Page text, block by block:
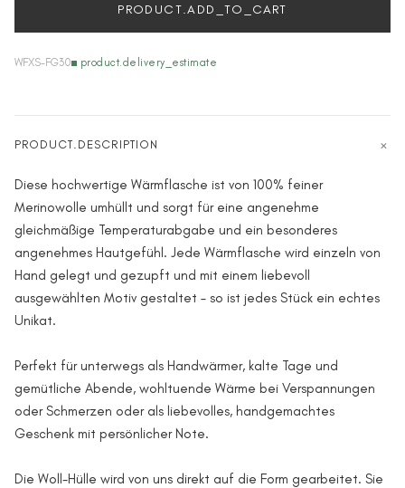
PRODUCT.ADD_TO_CART
WFXS-FG30 product.delivery_estimate
PRODUCT.DESCRIPTION
Diese hochwertige Wärmflasche ist von 100% feiner
Merinowolle umhüllt und sorgt für eine angenehme
gleichmäßige Temperaturabgabe und ein besonderes
angenehmes Hautgefühl. Jede Wärmflasche wird einzeln von
Hand gelegt und gezupft und mit einem liebevoll
ausgewählten Motiv gestaltet – so ist jedes Stück ein echtes
Unikat.
Perfekt für unterwegs als Handwärmer, kalte Tage und
gemütliche Abende, wohltuende Wärme bei Verspannungen
oder Schmerzen oder als liebevolles, handgemachtes
Geschenk mit persönlicher Note.
Die Woll-Hülle wird von uns direkt auf die Form gearbeitet. Sie